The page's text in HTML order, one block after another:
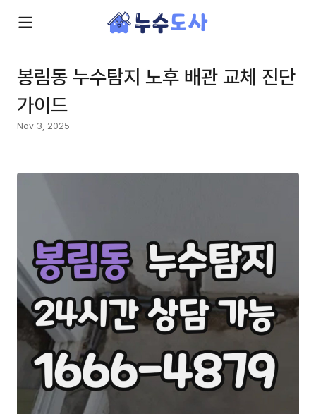
봉림동 누수탐지 노후 배관 교체 진단
가이드
Nov 3, 2025